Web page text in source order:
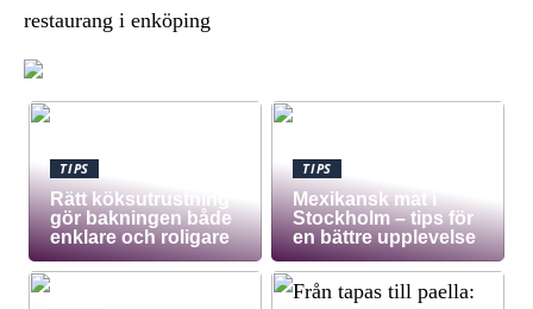
restaurang i enköping
TIPS
Rätt köksutrustning
gör bakningen både
enklare och roligare
TIPS
Mexikansk mat i
Stockholm – tips för
en bättre upplevelse